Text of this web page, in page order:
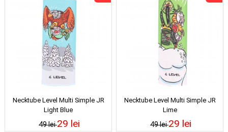
Necktube Level Multi Simple JR
Light Blue
49 lei29 lei
Necktube Level Multi Simple JR
Lime
49 lei29 lei